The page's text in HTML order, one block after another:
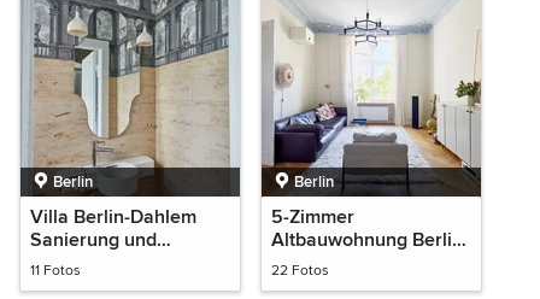
Berlin
Villa Berlin-Dahlem
Sanierung und
Umgestaltung
11 Fotos
Berlin
5-Zimmer
Altbauwohnung Berlin
Sanierung und
Umgestaltung
22 Fotos